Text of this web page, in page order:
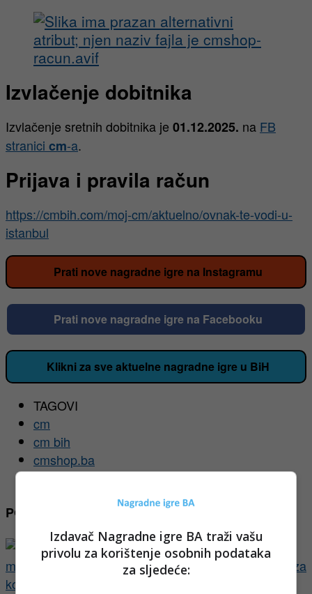
Izvlačenje dobitnika
Izvlačenje sretnih dobitnika je 01.12.2025. na FB
stranici cm-a.
Prijava i pravila račun
https://cmbih.com/moj-cm/aktuelno/ovnak-te-vodi-u-
istanbul
Prati nove nagradne igre na Instagramu
Prati nove nagradne igre na Facebooku
Klikni za sve aktuelne nagradne igre u BiH
TAGOVI
cm
cm bih
cmshop.ba
putovanje
POVEZANI ČLANCI
Izdavač Nagradne igre BA traži vašu
privolu za korištenje osobnih podataka
za sljedeće: